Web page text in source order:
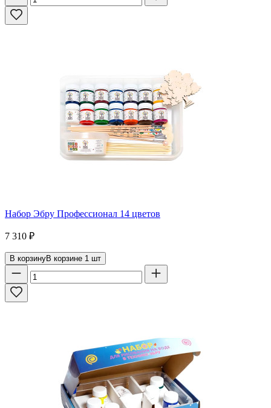
Набор Эбру Профессионал 14 цветов
7 310 ₽
В корзинуВ корзине 1 шт